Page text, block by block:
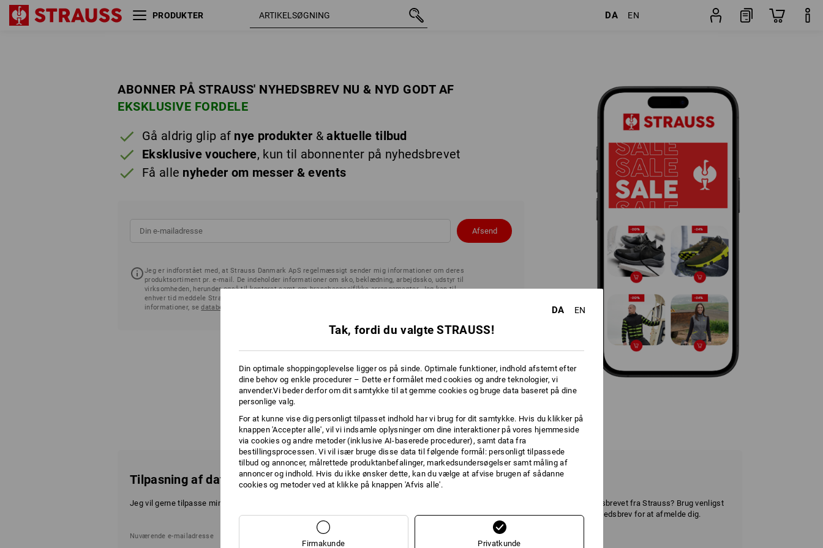
PRODUKTER DA EN
ABONNER PÅ STRAUSS' NYHEDSBREV NU & NYD GODT AF
EKSKLUSIVE FORDELE
Gå aldrig glip af nye produkter &aktuelle tilbud
Eksklusive vouchere, kun til abonnenter på nyhedsbrevet
Få alle nyheder om messer & events
Afsend
Jeg er indforstået med, at Strauss Danmark ApS regelmæssigt sender mig informationer om deres
produktsortiment pr. e-mail. De indeholder informationer om sko, beklædning, arbejdssko, udstyr til
virksomheden, herunder også til kontoret samt om branchespecifikke arrangementer. Jeg kan til
enhver tid meddele Strauss Danmark ApS, at jeg trækker mit samtykke tilbage. Yderligere
informationer, sedatabeskyttelseserklæring
Tilpasning af data vedrørende nyhedsbrev
Jeg vil gerne tilpasse mine data for nyhedsbreve.
Nuværende e-mailadresse
Afbestilling af nyhedsbrev
Ønsker du ikke længere at modtage nyhedsbrevet fra Strauss? Brug venligst
afmeldingslinket nederst i et modtaget nyhedsbrev for at afmelde dig.
DA EN
Tak, fordi du valgte STRAUSS!
Din optimale shoppingoplevelse ligger os på sinde. Optimale funktioner, indhold afstemt efter
dine behov og enkle procedurer – Dette er formålet med cookies og andre teknologier, vi
anvender.Vi beder derfor om dit samtykke til at gemme cookies og bruge data baseret på dine
personlige valg.
For at kunne vise dig personligt tilpasset indhold har vi brug for dit samtykke. Hvis du klikker på
knappen 'Accepter alle', vil vi indsamle oplysninger om dine interaktioner på vores hjemmeside
via cookies og andre metoder (inklusive AI-baserede procedurer), samt data fra
bestillingsprocessen. Vi vil især bruge disse data til følgende formål: personligt tilpassede
tilbud og annoncer, målrettede produktanbefalinger, markedsundersøgelser samt måling af
annoncer og indhold. Hvis du ikke ønsker dette, kan du vælge at afvise brugen af sådanne
cookies og metoder ved at klikke på knappen 'Afvis alle'.
Firmakunde Privatkunde